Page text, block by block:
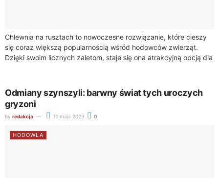
Chlewnia na rusztach to nowoczesne rozwiązanie, które cieszy
się coraz większą popularnością wśród hodowców zwierząt.
Dzięki swoim licznych zaletom, staje się ona atrakcyjną opcją dla
Odmiany szynszyli: barwny świat tych uroczych
gryzoni
by redakcja 11 maja 2023 0
HODOWLA